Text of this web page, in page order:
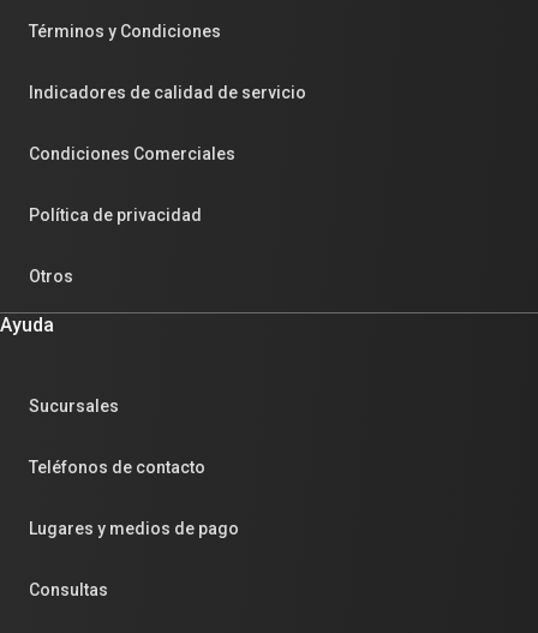
Términos y Condiciones
Indicadores de calidad de servicio
Condiciones Comerciales
Política de privacidad
Otros
Ayuda
Sucursales
Teléfonos de contacto
Lugares y medios de pago
Consultas